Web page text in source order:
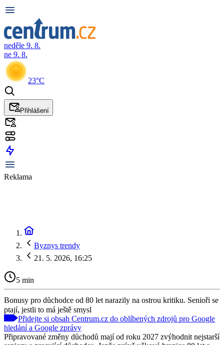
neděle 9. 8.
ne 9. 8.
23°C
Přihlášení
Reklama
Byznys trendy
21. 5. 2026, 16:25
5 min
Bonusy pro důchodce od 80 let narazily na ostrou kritiku. Senioři se
ptají, jestli to má ještě smysl
Přidejte si obsah Centrum.cz do oblíbených zdrojů pro Google
hledání a Google zprávy
Připravované změny důchodů mají od roku 2027 zvýhodnit nejstarší